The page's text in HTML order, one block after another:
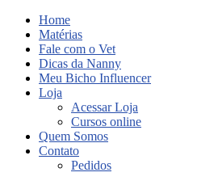
Home
Matérias
Fale com o Vet
Dicas da Nanny
Meu Bicho Influencer
Loja
Acessar Loja
Cursos online
Quem Somos
Contato
Pedidos